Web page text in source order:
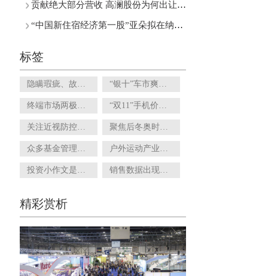
贡献绝大部分营收 高澜股份为何出让东莞硅翔控股权？
“中国新住宿经济第一股”亚朵拟在纳斯达克挂牌上市
标签
隐瞒瑕疵、故意夸大……玉石等小众直播还能跑出来吗? “银十”车市爽约！10月乘用车市场零售量环比下滑4.3%
终端市场两极分化明显 供销社能成为区域型酒企的最佳助攻吗？ “双11”手机价格跳水 厂商如何刺激手机用户换机欲望？
关注近视防控市场：OK镜集采提上日程 离焦软镜等竞品涌现 聚焦后冬奥时代：国家高山滑雪中心雪场预告月底开板
众多基金管理人争相发行 震荡市下短债基金受追捧 户外运动产业发展规划来了！拟推公建民营模式提高建设运营效率
投资小作文是口毒鸡汤 作者大多存在灰色利益 销售数据出现负增长 设计本土化的阿迪达斯还能翻身吗？
精彩赏析